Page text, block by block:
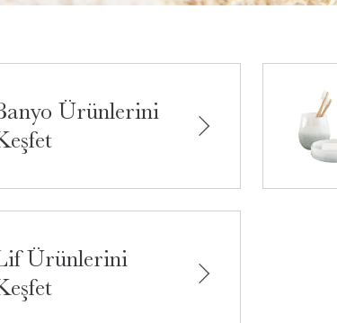
Ürünlerini
Ürünlerini